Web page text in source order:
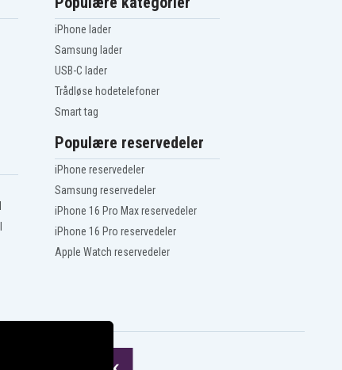
iPhone lader
Samsung lader
USB-C lader
Trådløse hodetelefoner
Smart tag
Populære reservedeler
iPhone reservedeler
Samsung reservedeler
iPhone 16 Pro Max reservedeler
iPhone 16 Pro reservedeler
Apple Watch reservedeler